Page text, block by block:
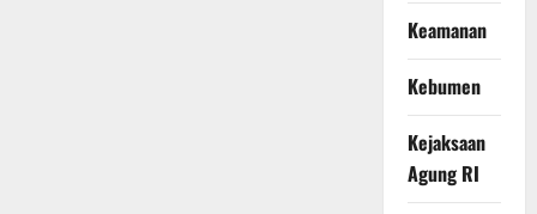
Keamanan
Kebumen
Kejaksaan
Agung RI